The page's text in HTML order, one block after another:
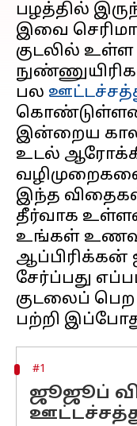
பழத்தில்
இவை
குடலில்
பல
இன்றைய
உடல்
இந்த விதைகள்
தீர்வாக
உங்கள் உணவு
சேர்ப்பது
குடலைப்
#1
ஜூஜூப்